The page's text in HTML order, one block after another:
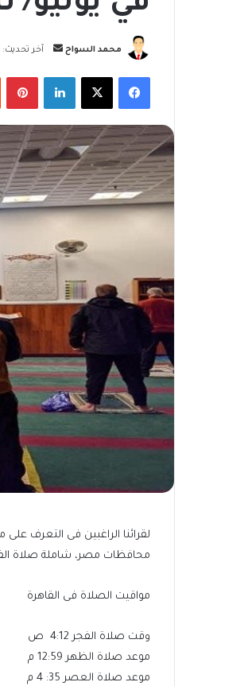
محمد السواح
أرسل
إلكترونيا
آخر تحديث:
فيسبوك‫X لينكدإن
لقرائنا الراغبين فى التعرف
محافظات مصر، شاملة صلاة
مواقيت الصلاة فى القاهرة
وقت صلاة الفجر 4:12 ص
موعد صلاة الظهر 12:59 م
موعد صلاة العصر 35: 4 م